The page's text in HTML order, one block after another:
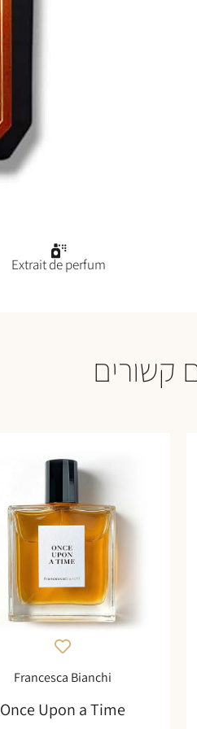
Extrait de perfum
קשורים
Francesca Bianchi
Once Upon a Time